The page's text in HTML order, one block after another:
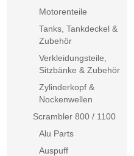
Motorenteile
Tanks, Tankdeckel &
Zubehör
Verkleidungsteile,
Sitzbänke & Zubehör
Zylinderkopf &
Nockenwellen
Scrambler 800 / 1100
Alu Parts
Auspuff